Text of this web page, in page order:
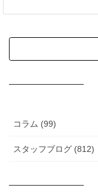
コラム (99)
スタッフブログ (812)